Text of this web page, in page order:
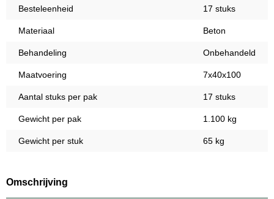
Besteleenheid 17 stuks
Materiaal Beton
Behandeling Onbehandeld
Maatvoering 7x40x100
Aantal stuks per pak 17 stuks
Gewicht per pak 1.100 kg
Gewicht per stuk 65 kg
Omschrijving